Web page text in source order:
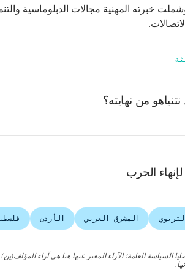
وشملت خبرته المهنية مجالات الدبلوماسية
من نهايته؟
الحرب
المشرق العربي الأردن
السياسة العامة؛ الآراء المعبر عنها هنا هي آراء